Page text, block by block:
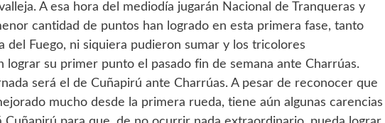
A esa hora del mediodía jugarán Nacional de Tranqueras y
cantidad de puntos han logrado en esta primera fase, tanto
del Fuego, ni siquiera pudieron sumar y los tricolores
su primer punto el pasado fin de semana ante Charrúas.
será el de Cuñapirú ante Charrúas. A pesar de reconocer que
mucho desde la primera rueda, tiene aún algunas carencias